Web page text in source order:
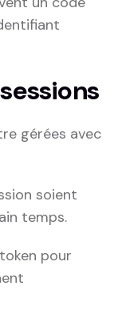
gérées avec​
soient
temps.
pour